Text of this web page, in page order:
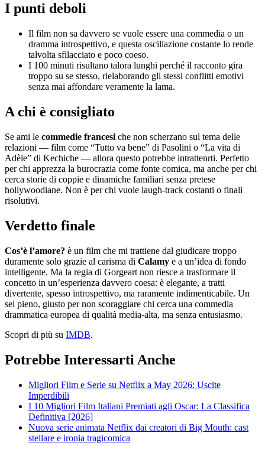
I punti deboli
Il film non sa davvero se vuole essere una commedia o un
dramma introspettivo, e questa oscillazione costante lo rende
talvolta sfilacciato e poco coeso.
I 100 minuti risultano talora lunghi perché il racconto gira
troppo su se stesso, rielaborando gli stessi conflitti emotivi
senza mai affondare veramente la lama.
A chi è consigliato
Se ami le commedie francesi che non scherzano sul tema delle
relazioni — film come “Tutto va bene” di Pasolini o “La vita di
Adèle” di Kechiche — allora questo potrebbe intrattenrti. Perfetto
per chi apprezza la burocrazia come fonte comica, ma anche per chi
cerca storie di coppie e dinamiche familiari senza pretese
hollywoodiane. Non è per chi vuole laugh-track costanti o finali
risolutivi.
Verdetto finale
Cos’è l’amore? è un film che mi trattiene dal giudicare troppo
duramente solo grazie al carisma di Calamy e a un’idea di fondo
intelligente. Ma la regia di Gorgeart non riesce a trasformare il
concetto in un’esperienza davvero coesa: è elegante, a tratti
divertente, spesso introspettivo, ma raramente indimenticabile. Un
sei pieno, giusto per non scoraggiare chi cerca una commedia
drammatica europea di qualità media-alta, ma senza entusiasmo.
Scopri di più su IMDB.
Potrebbe Interessarti Anche
Migliori Film e Serie su Netflix a May 2026: Uscite
Imperdibili
I 10 Migliori Film Italiani Premiati agli Oscar: La Classifica
Definitiva [2026]
Nuova serie animata Netflix dai creatori di Big Mouth: cast
stellare e ironia tragicomica